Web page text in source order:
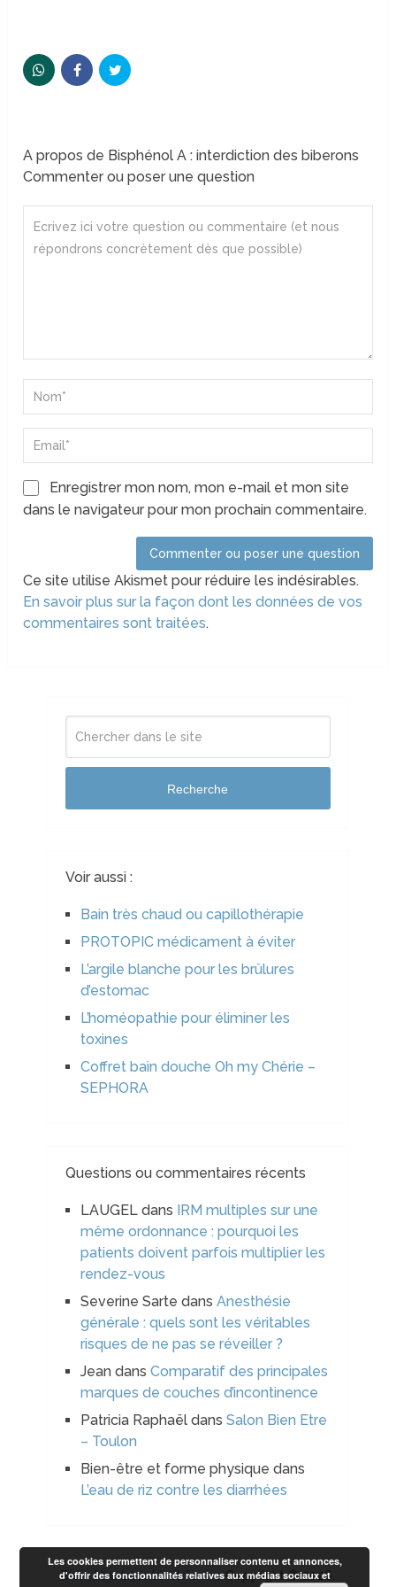
A propos de Bisphénol A : interdiction des biberons
Commenter ou poser une question
Enregistrer mon nom, mon e-mail et mon site
dans le navigateur pour mon prochain commentaire.
Ce site utilise Akismet pour réduire les indésirables.
En savoir plus sur la façon dont les données de vos
commentaires sont traitées.
Recherche
Voir aussi :
Bain très chaud ou capillothérapie
PROTOPIC médicament à éviter
L’argile blanche pour les brûlures
d’estomac
L’homéopathie pour éliminer les
toxines
Coffret bain douche Oh my Chérie –
SEPHORA
Questions ou commentaires récents
LAUGELdans
IRM multiples sur une
même ordonnance : pourquoi les
patients doivent parfois multiplier les
rendez-vous
Severine Sarte dans Anesthésie
générale : quels sont les véritables
risques de ne pas se réveiller ?
Jeandans Comparatif des principales
marques de couches d’incontinence
Patricia Raphaëldans Salon Bien Etre
– Toulon
Bien-être et forme physique dans
L’eau de riz contre les diarrhées
Bien-être beauté et formeCopyright © 2026.
Les cookies permettent de personnaliser contenu et annonces,
d'offrir des fonctionnalités relatives aux médias sociaux et